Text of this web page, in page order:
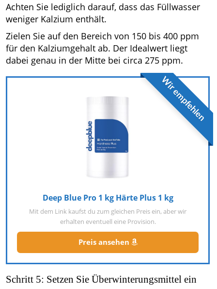
Achten Sie lediglich darauf, dass das Füllwasser
weniger Kalzium enthält.
Zielen Sie auf den Bereich von 150 bis 400 ppm
für den Kalziumgehalt ab. Der Idealwert liegt
dabei genau in der Mitte bei circa 275 ppm.
Wir empfehlen
Deep Blue Pro 1 kg Härte Plus 1 kg
Mit dem Link kaufst du zum gleichen Preis ein, aber wir
erhalten eventuell eine Provision.
Preis ansehen
Schritt 5: Setzen Sie Überwinterungsmittel ein